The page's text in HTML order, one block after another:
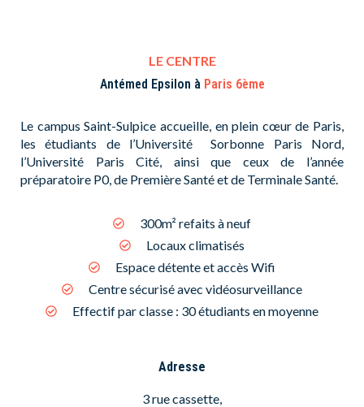
LE CENTRE
Antémed Epsilon à Paris 6ème
Le campus Saint-Sulpice accueille, en plein cœur de Paris,
les étudiants de l’Université Sorbonne Paris Nord,
l’Université Paris Cité, ainsi que ceux de l’année
préparatoire P0, de Première Santé et de Terminale Santé.
300m² refaits à neuf
Locaux climatisés
Espace détente et accès Wifi
Centre sécurisé avec vidéosurveillance
Effectif par classe : 30 étudiants en moyenne
Adresse
3 rue cassette,